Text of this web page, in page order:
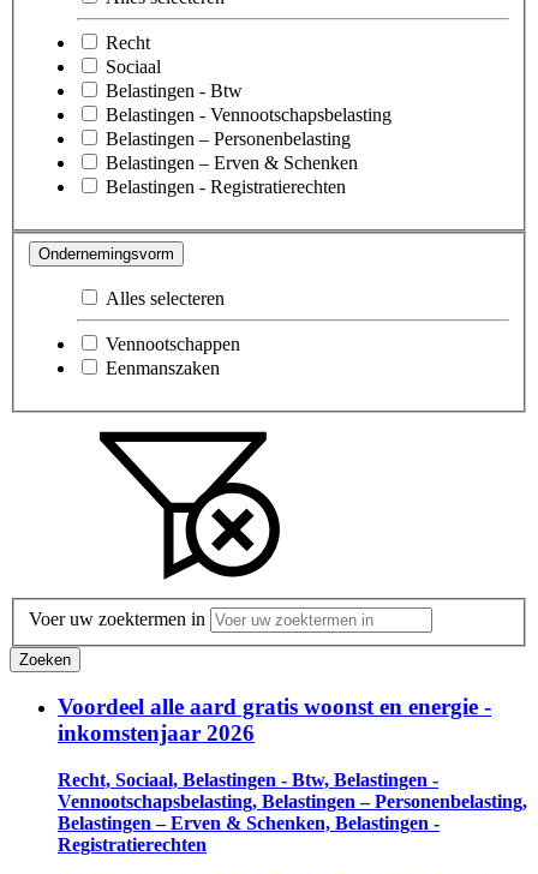
Recht
Sociaal
Belastingen - Btw
Belastingen - Vennootschapsbelasting
Belastingen – Personenbelasting
Belastingen – Erven & Schenken
Belastingen - Registratierechten
Ondernemingsvorm
Alles selecteren
Vennootschappen
Eenmanszaken
Voer uw zoektermen in
Zoeken
Voordeel alle aard gratis woonst en energie -
inkomstenjaar 2026
Recht, Sociaal, Belastingen - Btw, Belastingen -
Vennootschapsbelasting, Belastingen – Personenbelasting,
Belastingen – Erven & Schenken, Belastingen -
Registratierechten